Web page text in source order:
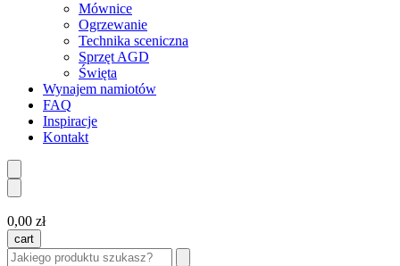
Mównice
Ogrzewanie
Technika sceniczna
Sprzęt AGD
Święta
Wynajem namiotów
FAQ
Inspiracje
Kontakt
0,00 zł
cart